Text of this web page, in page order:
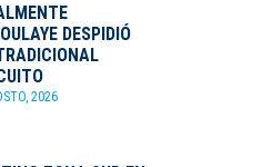
DESPIDIÓ
2026